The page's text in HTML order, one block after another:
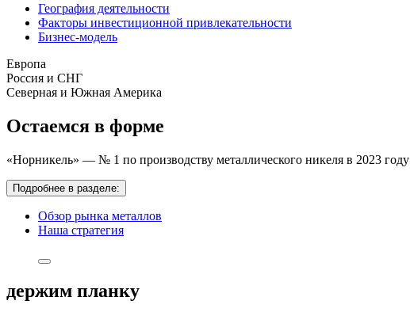
География деятельности
Факторы инвестиционной привлекательности
Бизнес-модель
Европа
Россия и СНГ
Северная и Южная Америка
Остаемся в форме
«Норникель» — № 1 по производству металлического никеля в 2023 году
Подробнее в разделе:
Обзор рынка металлов
Наша стратегия
держим планку